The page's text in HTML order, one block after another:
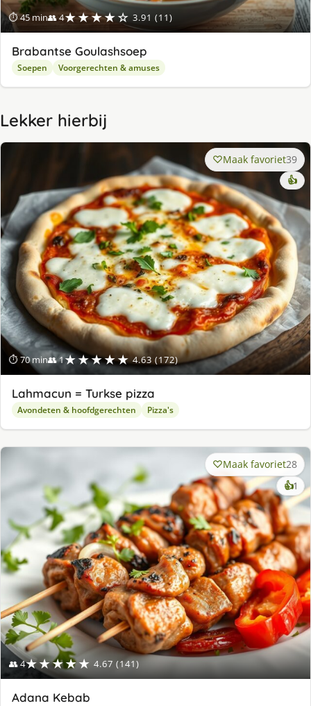
⏱ 45 min👥 4★★★★☆ 3.91 (11)
Brabantse Goulashsoep
Soepen Voorgerechten & amuses
Lekker hierbij
⏱ 70 min👥 1★★★★★ 4.63 (172)
Maak favoriet39
👍
Lahmacun = Turkse pizza
Avondeten & hoofdgerechten Pizza's
👥 4★★★★★ 4.67 (141)
Maak favoriet28
👍1
Adana Kebab